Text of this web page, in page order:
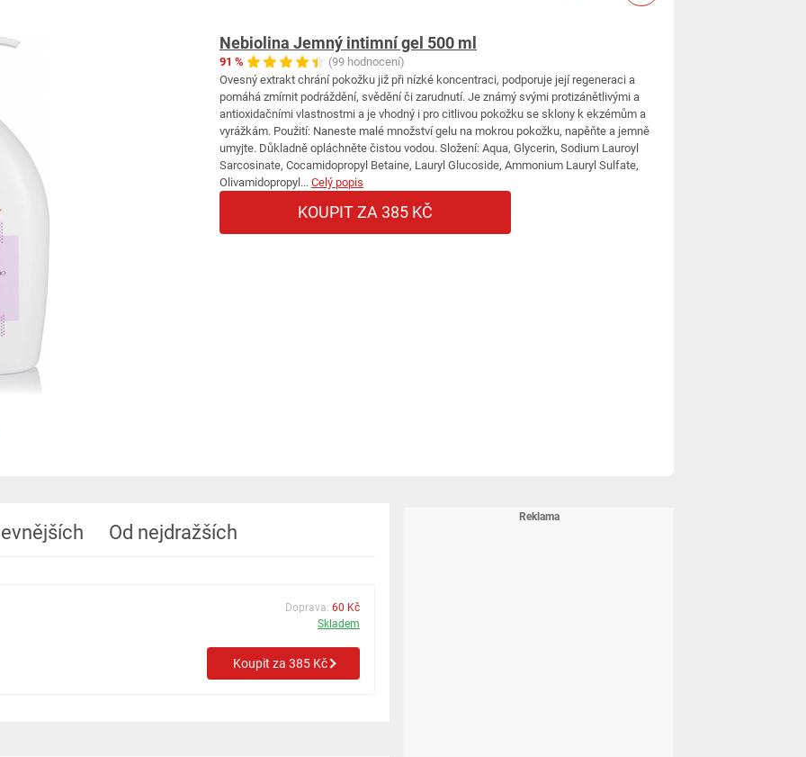
Nebiolina Jemný intimní gel 500 ml
91 %
(99 hodnocení)
Ovesný extrakt chrání pokožku již při nízké koncentraci, podporuje její regeneraci a
pomáhá zmírnit podráždění, svědění či zarudnutí. Je známý svými protizánětlivými a
antioxidačními vlastnostmi a je vhodný i pro citlivou pokožku se sklony k ekzémům a
vyrážkám. Použití: Naneste malé množství gelu na mokrou pokožku, napěňte a jemně
umyjte. Důkladně opláchněte čistou vodou. Složení: Aqua, Glycerin, Sodium Lauroyl
Sarcosinate, Cocamidopropyl Betaine, Lauryl Glucoside, Ammonium Lauryl Sulfate,
Olivamidopropyl... Celý popis
KOUPIT ZA 385 KČ
Od nejdražších
Doprava: 60 Kč
Skladem
Koupit za 385 Kč